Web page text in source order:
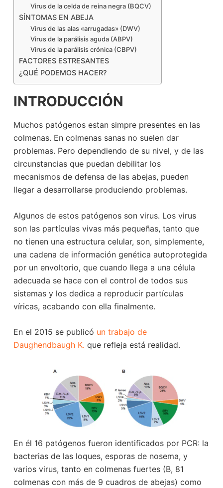
Virus de la celda de reina negra (BQCV)
SÍNTOMAS EN ABEJA
Virus de las alas «arrugadas» (DWV)
Virus de la parálisis aguda (ABPV)
Virus de la parálisis crónica (CBPV)
FACTORES ESTRESANTES
¿QUÉ PODEMOS HACER?
INTRODUCCIÓN
Muchos patógenos estan simpre presentes en las
colmenas. En colmenas sanas no suelen dar
problemas. Pero dependiendo de su nivel, y de las
circunstancias que puedan debilitar los
mecanismos de defensa de las abejas, pueden
llegar a desarrollarse produciendo problemas.
Algunos de estos patógenos son virus. Los virus
son las partículas vivas más pequeñas, tanto que
no tienen una estructura celular, son, simplemente,
una cadena de información genética autoprotegida
por un envoltorio, que cuando llega a una célula
adecuada se hace con el control de todos sus
sistemas y los dedica a reproducir partículas
víricas, acabando con ella finalmente.
En el 2015 se publicó un trabajo de
Daughendbaugh K. que refleja está realidad.
En él 16 patógenos fueron identificados por PCR: la
bacterias de las loques, esporas de nosema, y
varios virus, tanto en colmenas fuertes (B, 81
colmenas con más de 9 cuadros de abejas) como